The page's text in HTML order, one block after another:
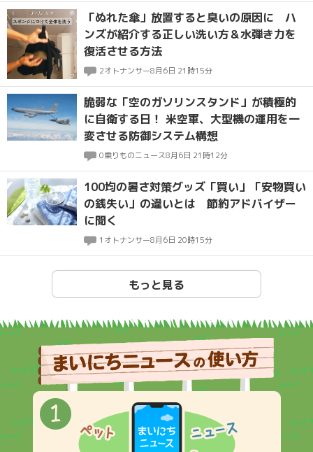
「ぬれた傘」放置すると臭いの原因に ハ
ンズが紹介する正しい洗い方＆水弾き力を
復活させる方法
2オトナンサー8月6日 21時15分
脆弱な「空のガソリンスタンド」が積極的
に自衛する日！ 米空軍、大型機の運用を一
変させる防御システム構想
0乗りものニュース8月6日 21時12分
100均の暑さ対策グッズ「買い」「安物買い
の銭失い」の違いとは 節約アドバイザー
に聞く
1 オトナンサー8月6日 20時15分
もっと見る